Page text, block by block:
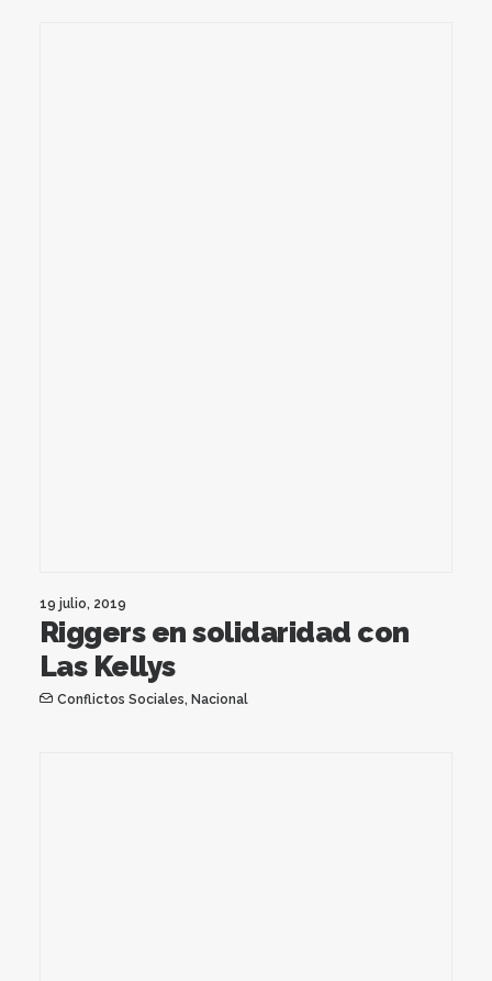
19 julio, 2019
Riggers en solidaridad con
Las Kellys
Conflictos Sociales, Nacional